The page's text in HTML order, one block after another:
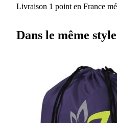
Livraison 1 point en France
Dans le même